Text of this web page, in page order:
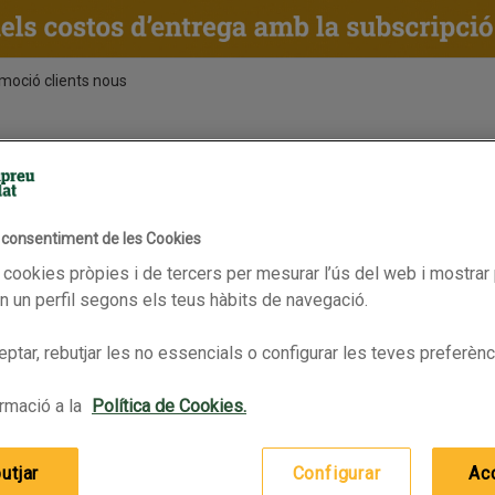
clients nous
EPICUM Espatlla d'engreix
EPICUM Espatlla d'engreix 50%
de les Cookies
pròpies i de tercers per mesurar l’ús del web i
un perfil segons els teus hàbits de navegació.
rebutjar les no essencials o configurar les teves
a la Política de Cookies.
Configurar